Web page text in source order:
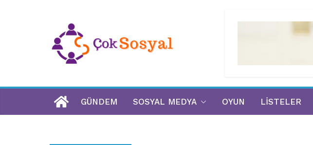
GÜNDEM SOSYAL MEDYA OYUN LISTELER